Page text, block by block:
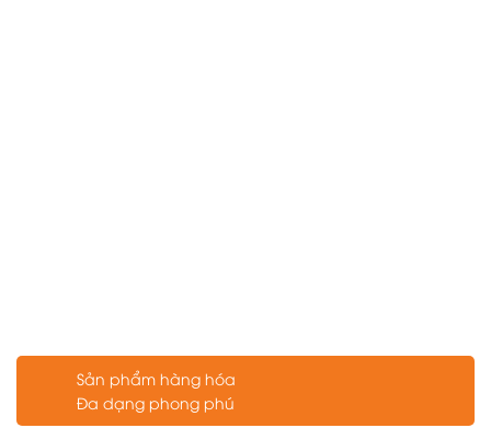
Sản phẩm hàng hóa
Đa dạng phong phú